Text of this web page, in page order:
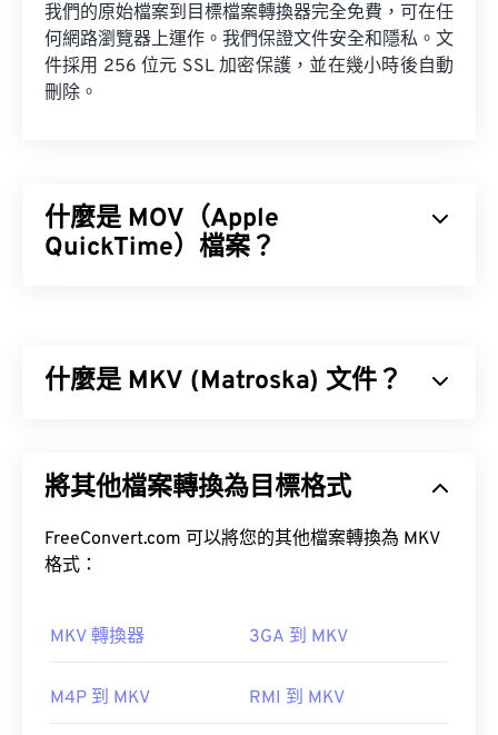
我們的原始檔案到目標檔案轉換器完全免費，可在任
何網路瀏覽器上運作。我們保證文件安全和隱私。文
件採用 256 位元 SSL 加密保護，並在幾小時後自動
刪除。
什麼是 MOV（Apple
QuickTime）檔案？
名。
如何開啟 MOV 檔案？
媒體播放器
什麼是 MKV (Matroska) 文件？
案。由於它是開源的，用戶可以使用開源軟體
對其進
如何開啟 MKV 檔案？
將其他檔案轉換為目標格式
FreeConvert.com 可以將您的其他檔案轉換為 MKV
格式：
MKV 轉換器 3GA 到 MKV
M4P 到 MKV RMI 到 MKV